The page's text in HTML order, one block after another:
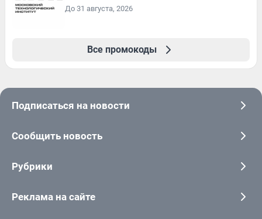
До 31 августа, 2026
Все промокоды
Подписаться на новости
Сообщить новость
Рубрики
Реклама на сайте